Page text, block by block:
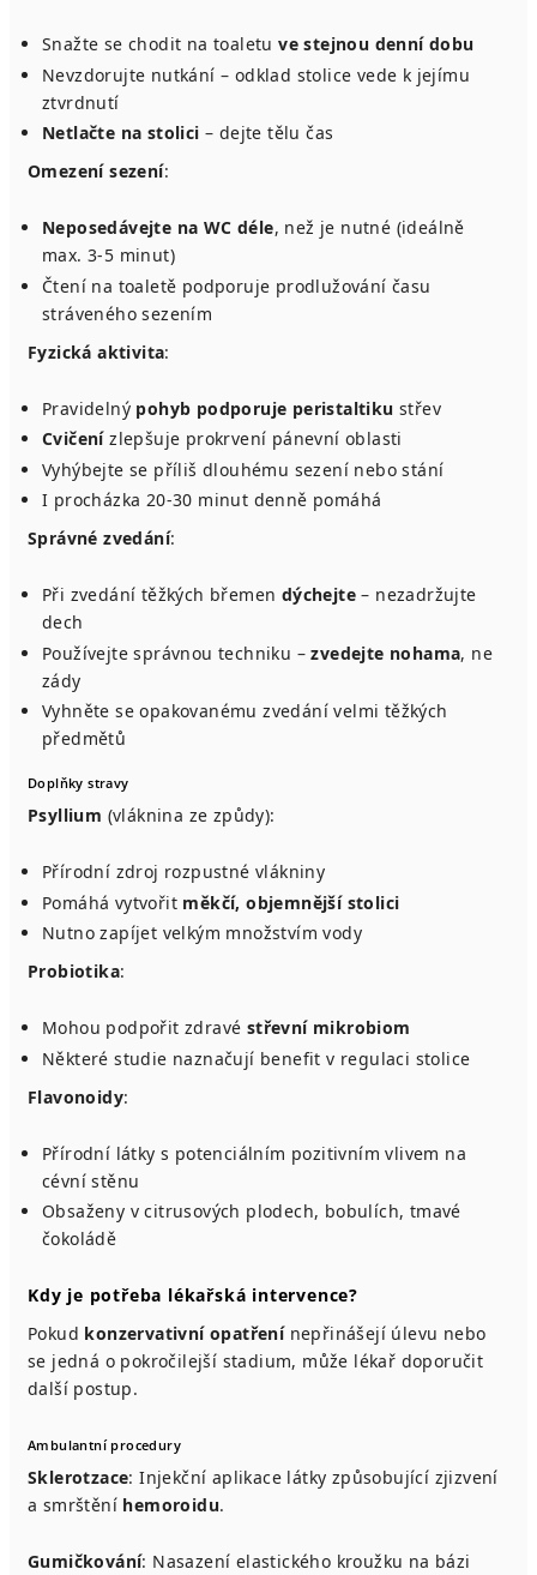
Snažte se chodit na toaletuve stejnou denní dobu
Nevzdorujte nutkání – odklad stolice vede k jejímu
ztvrdnutí
Netlačte na stolici – dejte tělu čas
Omezení sezení:
Neposedávejte na WC déle, než je nutné (ideálně
max. 3-5 minut)
Čtení na toaletě podporuje prodlužování času
stráveného sezením
Fyzická aktivita:
Pravidelný pohyb podporuje peristaltiku střev
Cvičenízlepšuje prokrvení pánevní oblasti
Vyhýbejte se příliš dlouhému sezení nebo stání
I procházka 20-30 minut denně pomáhá
Správné zvedání:
Při zvedání těžkých břemen dýchejte – nezadržujte
dech
Používejte správnou techniku –zvedejte nohama, ne
zády
Vyhněte se opakovanému zvedání velmi těžkých
předmětů
Doplňky stravy
Psyllium (vláknina ze způdy):
Přírodní zdroj rozpustné vlákniny
Pomáhá vytvořit měkčí, objemnější stolici
Nutno zapíjet velkým množstvím vody
Probiotika:
Mohou podpořit zdravé střevní mikrobiom
Některé studie naznačují benefit v regulaci stolice
Flavonoidy:
Přírodní látky s potenciálním pozitivním vlivem na
cévní stěnu
Obsaženy v citrusových plodech, bobulích, tmavé
čokoládě
Kdy je potřeba lékařská intervence?
Pokud konzervativní opatřenínepřinášejí úlevu nebo
se jedná o pokročilejší stadium, může lékař doporučit
další postup.
Ambulantní procedury
Sklerotzace: Injekční aplikace látky způsobující zjizvení
a smrštění hemoroidu.
Gumičkování: Nasazení elastického kroužku na bázi